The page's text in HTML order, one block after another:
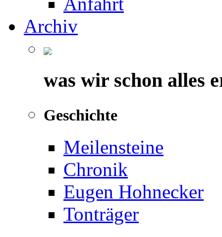
Archiv
was wir schon alles
Geschichte
Meilensteine
Chronik
Eugen Hohnecker
Tonträger